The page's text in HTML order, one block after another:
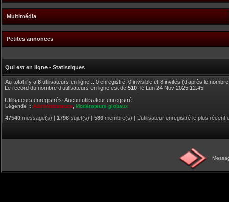
Multimédia
Petites annonces
Qui est en ligne - Statistiques
Au total il y a 8 utilisateurs en ligne :: 0 enregistré, 0 invisible et 8 invités (d’après le
Le record du nombre d’utilisateurs en ligne est de 510 , le Lun 24 Nov 2025 12:45
Utilisateurs enregistrés: Aucun utilisateur enregistré
Légende :: Administrateurs Modérateurs globaux
47540 message(s) | 1798 sujet(s) | 586 membre(s) | L’utilisateur enregistré le plus récent